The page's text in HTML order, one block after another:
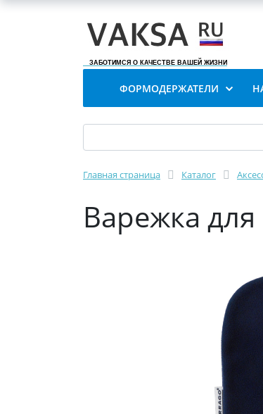
ЗАБОТИМСЯ О КАЧЕСТВЕ ВАШЕЙ ЖИЗНИ
ФОРМОДЕРЖАТЕЛИ
Главная страница Каталог
Варежка